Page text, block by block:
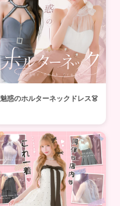
魅惑のホルターネックドレス👗